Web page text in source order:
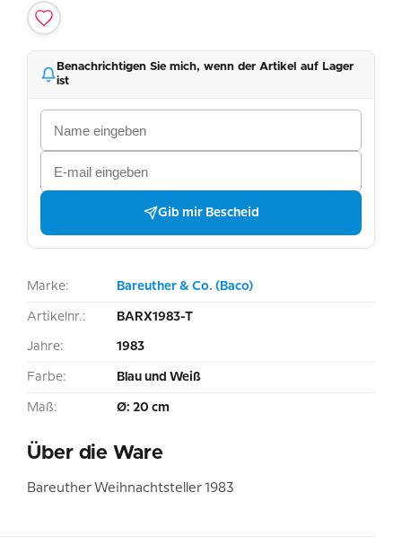
Benachrichtigen Sie mich, wenn der Artikel auf Lager
ist
Gib mir Bescheid
Marke: Bareuther & Co. (Baco)
Artikelnr.: BARX1983-T
Jahre: 1983
Farbe: Blau und Weiß
Maß: Ø: 20 cm
Über die Ware
Bareuther Weihnachtsteller 1983